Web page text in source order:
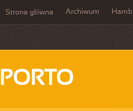
Strona główna Archiwum
PORTO